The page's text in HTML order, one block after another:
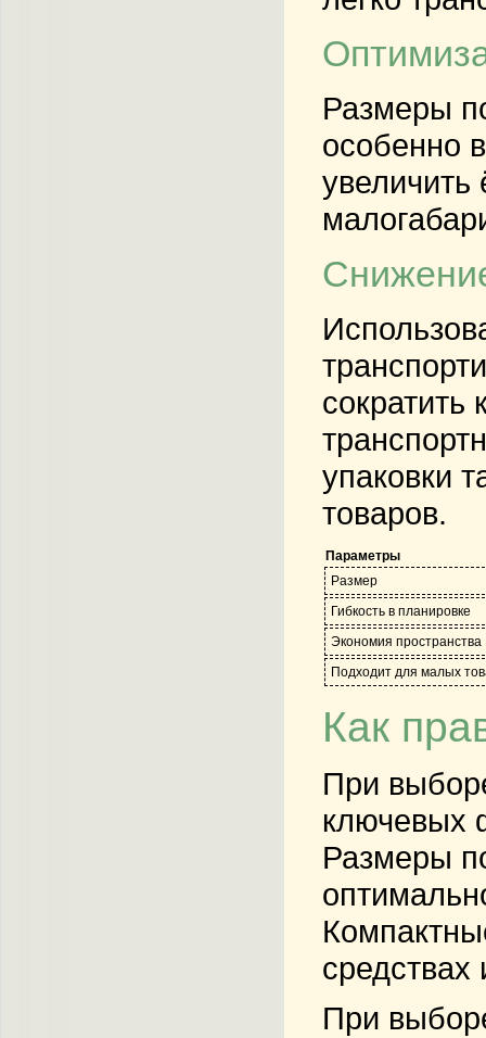
Размеры
особенно
сократить
упаковки
товаров.
Параметры
Размер
Гибкость в планировке
Экономия пространства
Подходит для малых
Как
При
ключевых
Размеры
средствах
При